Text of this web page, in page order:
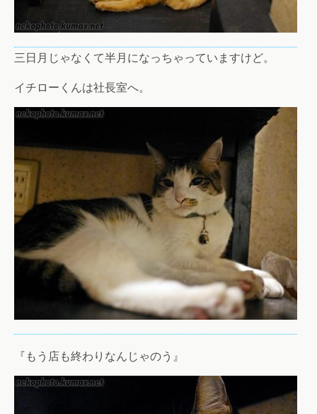
三日月じゃなくて半月になっちゃっていますけど。
イチローくんは社長室へ。
『もう店も終わりなんじゃのう』